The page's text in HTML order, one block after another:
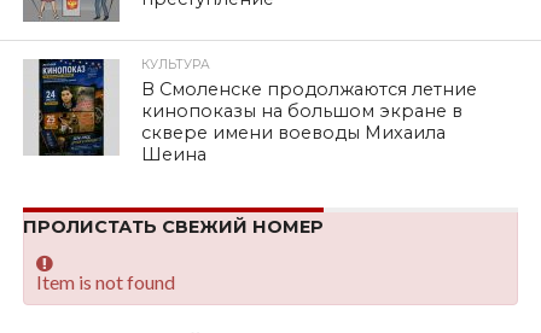
КУЛЬТУРА
В Смоленске продолжаются летние
кинопоказы на большом экране в
сквере имени воеводы Михаила
Шеина
ПРОЛИСТАТЬ СВЕЖИЙ НОМЕР
Item is not found